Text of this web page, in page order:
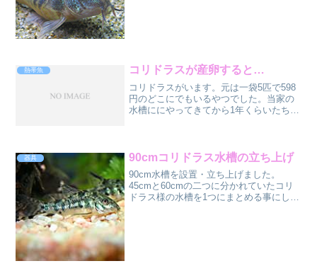
熱帯魚 コリドラスが産卵すると…
コリドラスがいます。元は一袋5匹で598
円のどこにでもいるやつでした。当家の
水槽ににやってきてから1年くらいたちま
んだのか、コリドラ...
器具 90cmコリドラス水槽の立ち上げ
90cm水槽を設置・立ち上げました。
45cmと60cmの二つに分かれていたコリ
ドラス様の水槽を1つにまとめる事にした